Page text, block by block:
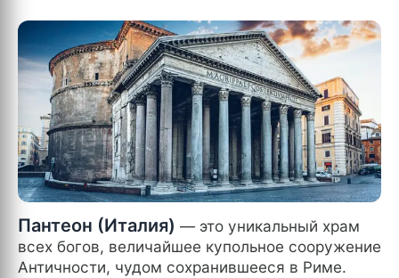
Пантеон (Италия) — это уникальный храм
всех богов, величайшее купольное сооружение
Античности, чудом сохранившееся в Риме.